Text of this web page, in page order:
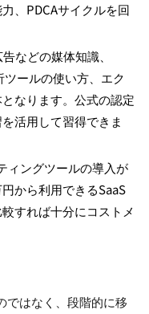
、PDCAサイクルを回
などの媒体知識、
ールの使い方、エク
なります。公式の認定
活用して習得できま
ィングツールの導入が
から利用できるSaaS
すれば十分にコストメ
ではなく、段階的に移